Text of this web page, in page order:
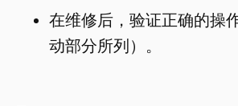
在维修后，验证正确的操
动部分所列）。